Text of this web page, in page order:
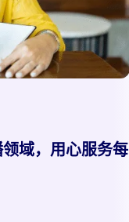
域，用心服务每